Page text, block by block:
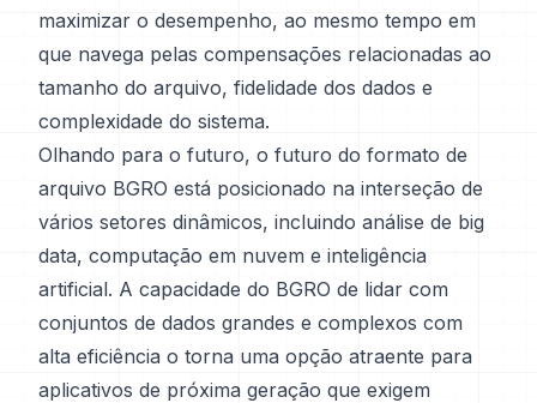
maximizar o desempenho, ao mesmo tempo em
que navega pelas compensações relacionadas ao
tamanho do arquivo, fidelidade dos dados e
complexidade do sistema.
Olhando para o futuro, o futuro do formato de
arquivo BGRO está posicionado na interseção de
vários setores dinâmicos, incluindo análise de big
data, computação em nuvem e inteligência
artificial. A capacidade do BGRO de lidar com
conjuntos de dados grandes e complexos com
alta eficiência o torna uma opção atraente para
aplicativos de próxima geração que exigem